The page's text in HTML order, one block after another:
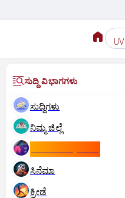
UV
ಸುದ್ದಿ ವಿಭಾಗಗಳು
ಸುದ್ದಿಗಳು
ನಿಮ್ಮ ಜಿಲ್ಲೆ
ಸಿನೆಮಾ
ಕ್ರೀಡೆ